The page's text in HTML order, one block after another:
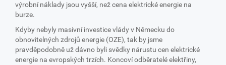
výrobní náklady jsou vyšší, než cena elektrické energie na
burze.
Kdyby nebyly masivní investice vlády v Německu do
obnovitelných zdrojů energie (OZE), tak by jsme
pravděpodobně už dávno byli svědky nárustu cen elektrické
energie na evropských trzích. Koncoví odběratelé elektřiny,